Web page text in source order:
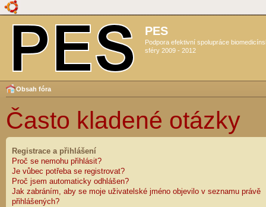
PES
Podpora efektivní spolupráce
sféry 2009 - 2012
Obsah fóra
Často kladené otázky
Registrace a přihlášení
Proč se nemohu přihlásit?
Je vůbec potřeba se registrovat?
Proč jsem automaticky odhlášen?
Jak zabráním, aby se moje uživatelské jméno objevilo v seznamu právě
přihlášených?